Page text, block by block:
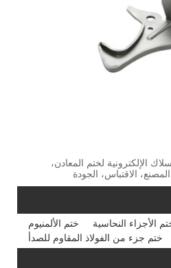
الإلكترونية لختم المعادن،
الاقتباس، الجودة
ختم الألمنيوم
الأجزاء النحاسية
ختم جزء من الفولاذ المقاوم للصدأ